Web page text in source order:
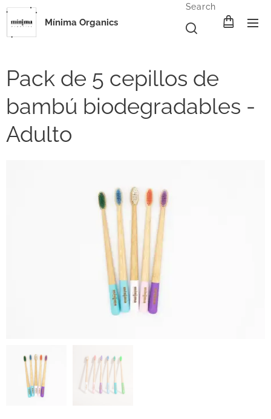
Mínima Organics
Search
Pack de 5 cepillos de
bambú biodegradables -
Adulto